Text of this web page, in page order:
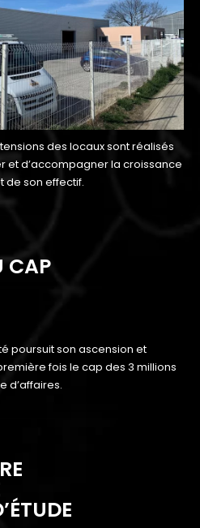
des locaux sont réalisés
et d’accompagner la croissance
de son effectif.
CAP
poursuit son ascension et
fois le cap des 3 millions
d’affaires.